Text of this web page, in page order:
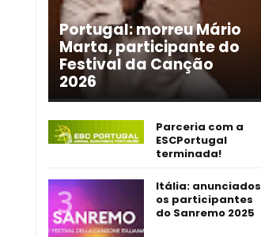
Portugal: morreu Mário
Marta, participante do
Festival da Canção
2026
Parceria com a
ESCPortugal
terminada!
Itália: anunciados
os participantes
do Sanremo 2025